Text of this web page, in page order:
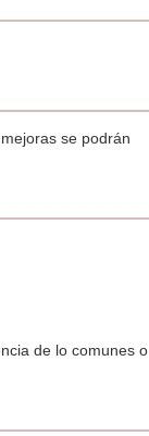
se podrán
de lo comunes o